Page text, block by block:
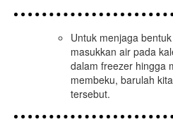
Untuk menjaga
masukkan air pada
dalam freezer hingga
membeku, barulah
tersebut.